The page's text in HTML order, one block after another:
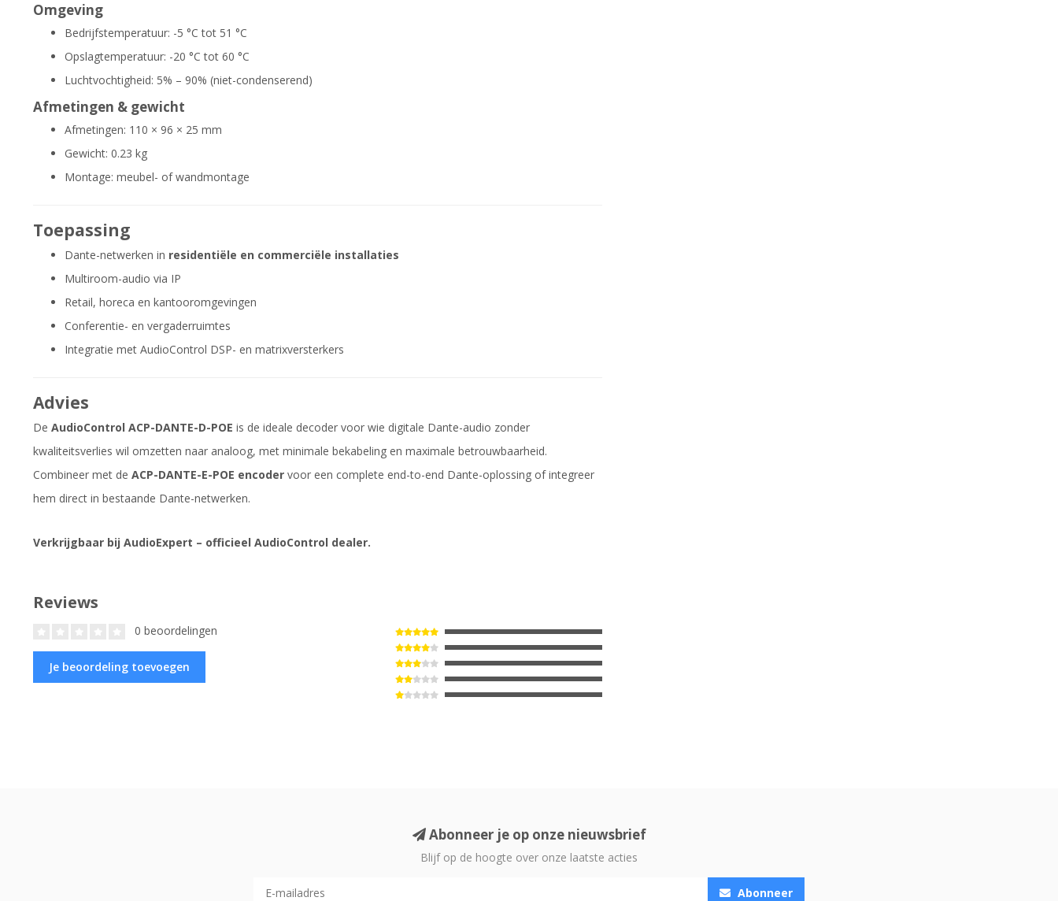
Omgeving
Bedrijfstemperatuur: -5 °C tot 51 °C
Opslagtemperatuur: -20 °C tot 60 °C
Luchtvochtigheid: 5% – 90% (niet-condenserend)
Afmetingen & gewicht
Afmetingen: 110 × 96 × 25 mm
Gewicht: 0.23 kg
Montage: meubel- of wandmontage
Toepassing
Dante-netwerken in residentiële en commerciële installaties
Multiroom-audio via IP
Retail, horeca en kantooromgevingen
Conferentie- en vergaderruimtes
Integratie met AudioControl DSP- en matrixversterkers
Advies
De AudioControl ACP-DANTE-D-POE is de ideale decoder voor wie digitale Dante-audio zonder
kwaliteitsverlies wil omzetten naar analoog, met minimale bekabeling en maximale betrouwbaarheid.
Combineer met de ACP-DANTE-E-POE encoder voor een complete end-to-end Dante-oplossing of integreer
hem direct in bestaande Dante-netwerken.
Verkrijgbaar bij AudioExpert – officieel AudioControl dealer.
Reviews
0 beoordelingen
Je beoordeling toevoegen
Abonneer je op onze nieuwsbrief
Blijf op de hoogte over onze laatste acties
Abonneer